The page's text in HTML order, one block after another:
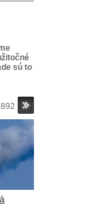
sú to
892